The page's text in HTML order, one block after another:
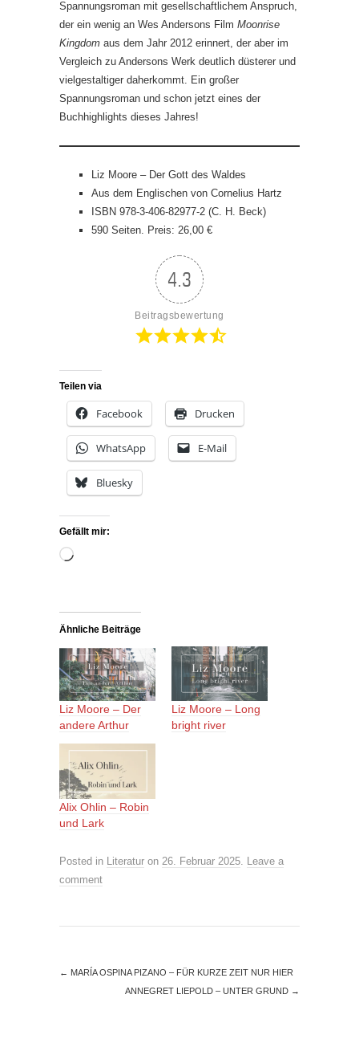
Spannungsroman mit gesellschaftlichem Anspruch,
der ein wenig an Wes Andersons Film Moonrise
Kingdom aus dem Jahr 2012 erinnert, der aber im
Vergleich zu Andersons Werk deutlich düsterer und
vielgestaltiger daherkommt. Ein großer
Spannungsroman und schon jetzt eines der
Buchhighlights dieses Jahres!
Liz Moore – Der Gott des Waldes
Aus dem Englischen von Cornelius Hartz
ISBN 978-3-406-82977-2 (C. H. Beck)
590 Seiten. Preis: 26,00 €
4.3
Beitragsbewertung
Teilen via
Facebook Drucken
WhatsApp E-Mail
Bluesky
Gefällt mir:
Wird
Ähnliche Beiträge
Liz Moore – Der
andere Arthur
Liz Moore – Long
bright river
Alix Ohlin – Robin
und Lark
Posted in Literatur on 26. Februar 2025
Leave a
comment
← MARÍA OSPINA PIZANO – FÜR KURZE ZEIT NUR HIER
ANNEGRET LIEPOLD – UNTER GRUND →